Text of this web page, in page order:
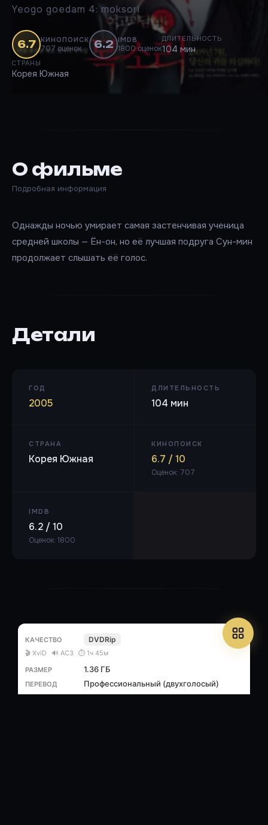
Yeogo goedam 4: moksori
6.7 КИНОПОИСК
707 оценок 6.2 IMDB
1800 оценок
ДЛИТЕЛЬНОСТЬ
104 мин
СТРАНЫ
Корея Южная
О фильме
Подробная информация
Однажды ночью умирает самая застенчивая ученица
средней школы — Ён-он, но её лучшая подруга Сун-мин
продолжает слышать её голос.
Детали
ГОД
2005
ДЛИТЕЛЬНОСТЬ
104 мин
СТРАНА
Корея Южная
КИНОПОИСК
6.7 / 10
Оценок: 707
IMDB
6.2 / 10
Оценок: 1800
DVDRip
🎬 XviD 🔊 AC3 ⏱ 1ч 45м
1.36 ГБ
Профессиональный (двухголосый)